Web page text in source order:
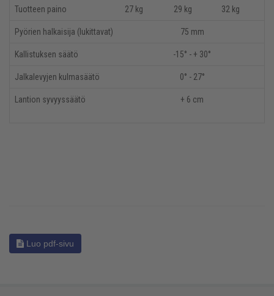
Tuotteen paino 27 kg 29 kg 32 kg
Pyörien halkaisija (lukittavat) 75 mm
Kallistuksen säätö -15° - + 30°
Jalkalevyjen kulmasäätö 0° - 27°
Lantion syvyyssäätö + 6 cm
Luo pdf-sivu